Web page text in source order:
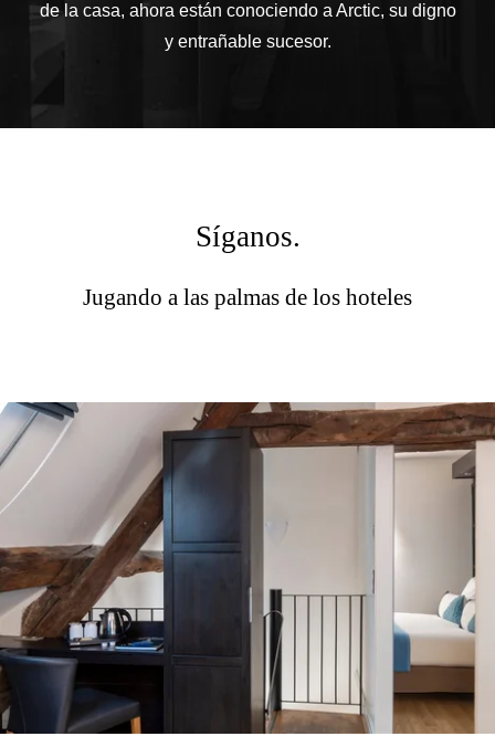
de la casa, ahora están conociendo a Arctic, su digno
y entrañable sucesor.
Síganos.
Jugando a las palmas de los hoteles